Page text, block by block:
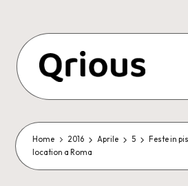
content
Home 2016 Aprile 5
Feste in
location a Roma